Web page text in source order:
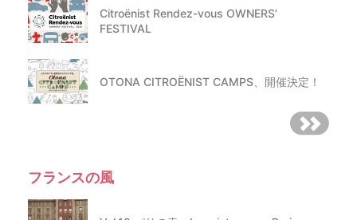
Citroënist Rendez-vous OWNERS’
FESTIVAL
OTONA CITROËNIST CAMPS、開催決定！
フランスの風